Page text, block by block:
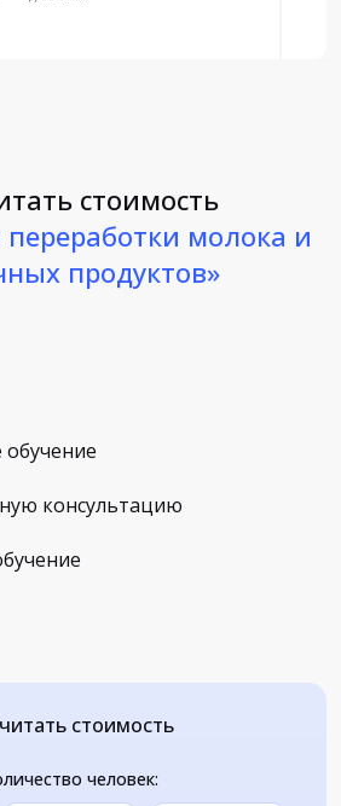
стоимость
переработки молока и
продуктов»
консультацию
стоимость
человек: